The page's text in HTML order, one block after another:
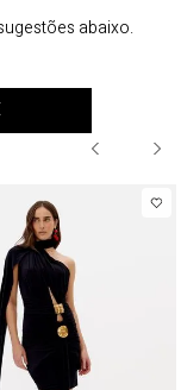
abaixo.